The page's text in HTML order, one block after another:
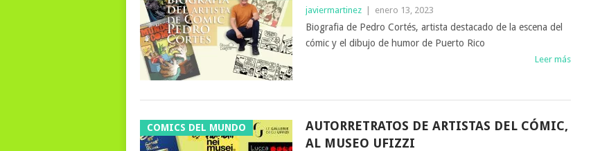
javiermartinez | enero 13, 2023
Biografia de Pedro Cortés, artista destacado de la escena del
cómic y el dibujo de humor de Puerto Rico
Leer más
COMICS DEL MUNDO
AUTORRETRATOS DE ARTISTAS DEL CÓMIC,
AL MUSEO UFIZZI